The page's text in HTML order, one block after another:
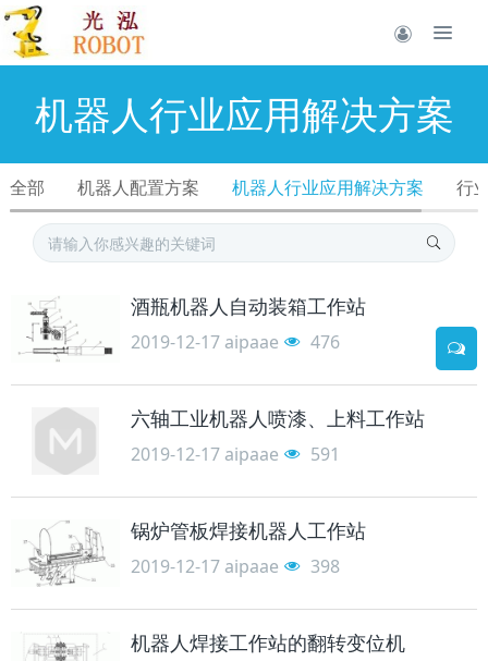
机器人行业应用解决方案
全部 机器人配置方案 机器人行业应用解决方案 行
酒瓶机器人自动装箱工作站
2019-12-17 aipaae 476
六轴工业机器人喷漆、上料工作站
2019-12-17 aipaae 591
锅炉管板焊接机器人工作站
2019-12-17 aipaae 398
机器人焊接工作站的翻转变位机